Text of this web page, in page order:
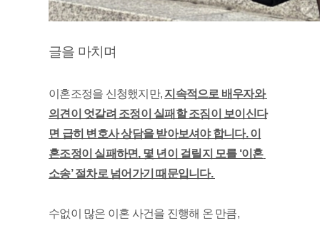
글을 마치며
이혼조정을 신청했지만, 지속적으로 배우자와
의견이 엇갈려 조정이 실패할 조짐이 보이신다
면 급히 변호사 상담을 받아보셔야 합니다. 이
혼조정이 실패하면, 몇 년이 걸릴지 모를 ‘이혼
소송’ 절차로 넘어가기 때문입니다.
수없이 많은 이혼 사건을 진행해 온 만큼,